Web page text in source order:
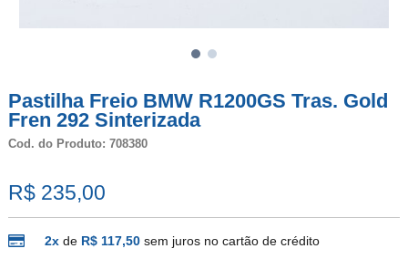
Pastilha Freio BMW R1200GS Tras. Gold
Fren 292 Sinterizada
Cod. do Produto: 708380
R$ 235,00
2xde R$ 117,50 sem juros no cartão de crédito